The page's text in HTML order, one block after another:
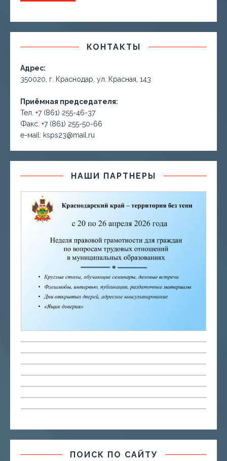
КОНТАКТЫ
Адрес:
350020, г. Краснодар, ул. Красная, 143
Приёмная председателя:
Тел. +7 (861) 255-46-37
Факс. +7 (861) 255-50-66
е-маil: ksps23@mail.ru
НАШИ ПАРТНЕРЫ
ПОИСК ПО САЙТУ